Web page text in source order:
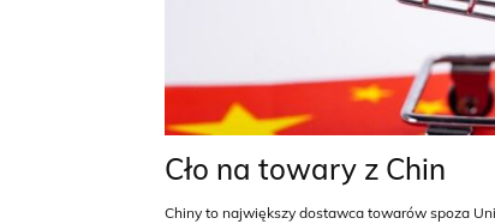
Cło na towary z Chin
Chiny to największy dostawca towarów spoza